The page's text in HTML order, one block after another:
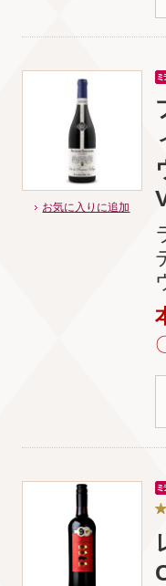
お気に入りに追加